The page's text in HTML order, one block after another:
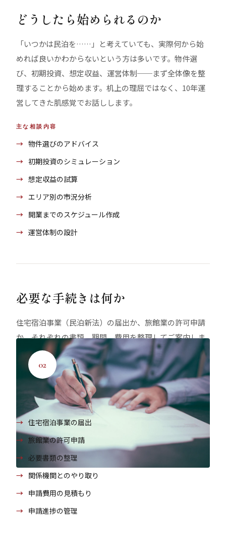
どうしたら始められるのか
「いつかは民泊を……」と考えていても、実際何から始
めれば良いかわからないという方は多いです。物件選
び、初期投資、想定収益、運営体制──まず全体像を整
理することから始めます。机上の理屈ではなく、10年運
営してきた肌感覚でお話しします。
主な相談内容
物件選びのアドバイス
初期投資のシミュレーション
想定収益の試算
エリア別の市況分析
開業までのスケジュール作成
運営体制の設計
02
必要な手続きは何か
住宅宿泊事業（民泊新法）の届出か、旅館業の許可申請
か。それぞれの書類、期間、費用を整理してご案内しま
す。地域の保健所・警察署・消防署とのやり取りもサポ
ート。「気づいたら何ヶ月も前進していない」を防ぎま
す。
サポート内容
住宅宿泊事業の届出
旅館業の許可申請
必要書類の整理
関係機関とのやり取り
申請費用の見積もり
申請進捗の管理